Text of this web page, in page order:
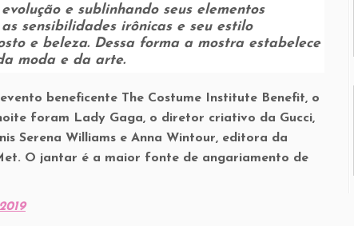
e sublinhando seus elementos
sensibilidades irônicas e seu estilo
e beleza. Dessa forma a mostra estabelece
moda e da arte.
beneficente The Costume Institute Benefit, o
foram Lady Gaga, o diretor criativo da Gucci,
Serena Williams e Anna Wintour, editora da
O jantar é a maior fonte de angariamento de